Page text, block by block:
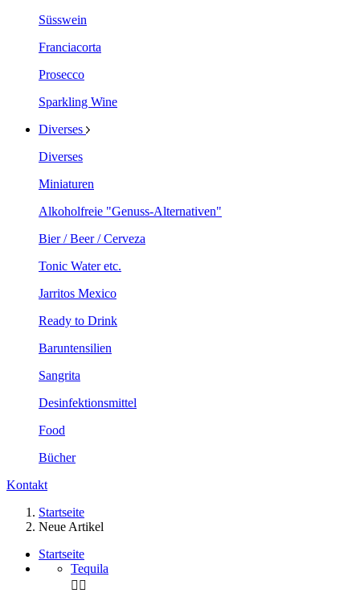
Süsswein
Franciacorta
Prosecco
Sparkling Wine
Diverses
Diverses
Miniaturen
Alkoholfreie "Genuss-Alternativen"
Bier / Beer / Cerveza
Tonic Water etc.
Jarritos Mexico
Ready to Drink
Baruntensilien
Sangrita
Desinfektionsmittel
Food
Bücher
Kontakt
Startseite
Neue Artikel
Startseite
Tequila
 